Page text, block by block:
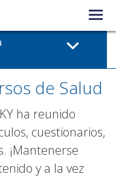
Menú
de Salud
ha reunido
cuestionarios,
¡Mantenerse
y a la vez